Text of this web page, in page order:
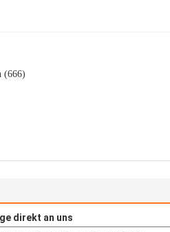
(666)
direkt an uns